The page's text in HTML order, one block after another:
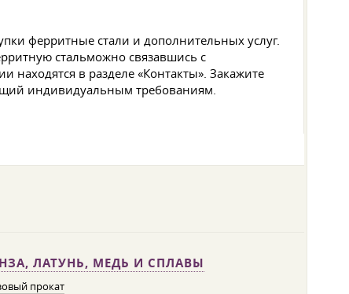
ферритные стали и дополнительных услуг.
стальможно связавшись с
в разделе «Контакты». Закажите
индивидуальным требованиям.
ЛАТУНЬ, МЕДЬ И СПЛАВЫ
прокат